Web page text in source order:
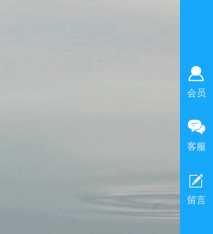
会员
客服
留言